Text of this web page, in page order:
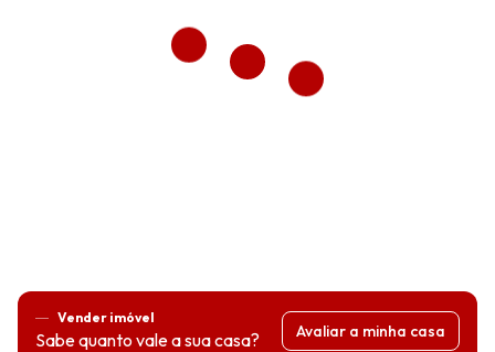
Vender imóvel
Sabe quanto vale a sua casa? Avaliar a minha casa